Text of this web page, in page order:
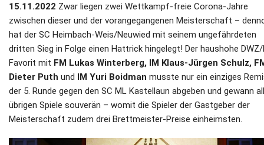
15.11.2022 Zwar liegen zwei Wettkampf-freie Corona-Jahre
zwischen dieser und der vorangegangenen Meisterschaft –
hat der SC Heimbach-Weis/Neuwied mit seinem ungefährdeten
dritten Sieg in Folge einen Hattrick hingelegt! Der haushohe DWZ/
Favorit mit FM Lukas Winterberg, IM Klaus-Jürgen Schulz,
Dieter Puth und IM Yuri Boidman musste nur ein einziges
der 5. Runde gegen den SC ML Kastellaun abgeben und gewann
übrigen Spiele souverän – womit die Spieler der Gastgeber der
Meisterschaft zudem drei Brettmeister-Preise einheimsten.